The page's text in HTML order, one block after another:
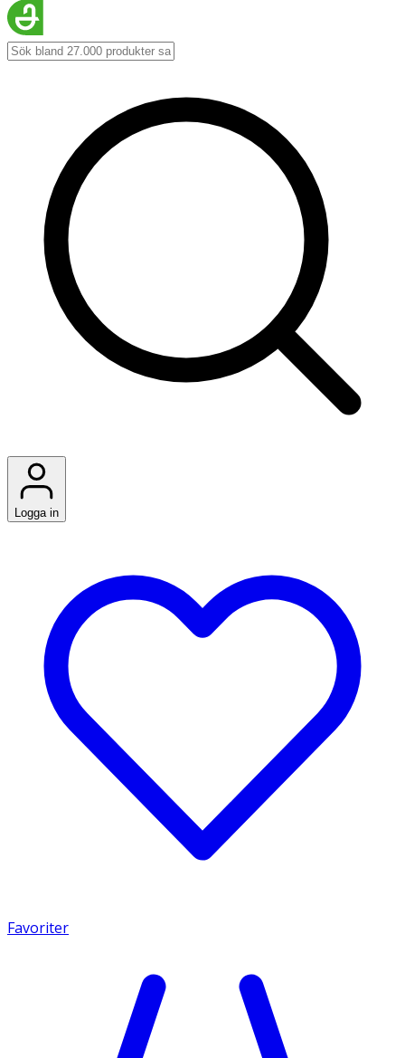
Logga in
Favoriter